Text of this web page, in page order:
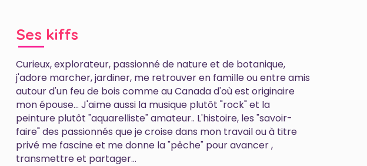
Curieux, explorateur, passionné de nature et de botanique,
j'adore marcher, jardiner, me retrouver en famille ou entre amis
autour d'un feu de bois comme au Canada d'où est originaire
mon épouse... J'aime aussi la musique plutôt "rock" et la
peinture plutôt "aquarelliste" amateur.. L'histoire, les "savoir-
faire" des passionnés que je croise dans mon travail ou à titre
privé me fascine et me donne la "pêche" pour avancer ,
transmettre et partager...
Ses kiffs